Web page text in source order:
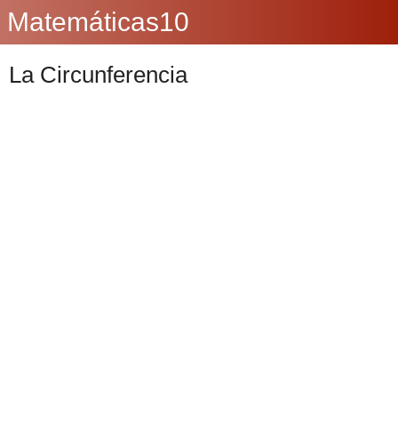
Matemáticas10
La Circunferencia